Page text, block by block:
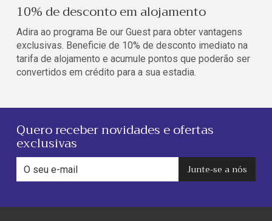
10% de desconto em alojamento
Adira ao programa Be our Guest para obter vantagens
exclusivas. Beneficie de 10% de desconto imediato na
tarifa de alojamento e acumule pontos que poderão ser
convertidos em crédito para a sua estadia.
Quero receber novidades e ofertas
exclusivas
Junte-se a nós